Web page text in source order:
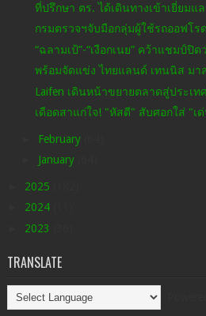
ที่ปรึกษา ตร. ได้เดินทางเข้าเยี่ยมแ
กรมตรวจฯจับมือกลุ่มผู้ใช้รถออฟโร
“ฉลามเป้”-“เงือกเนย” คว้าแชมป์ปิ
พร้อมจัดแข่ง ไทยแลนด์ เทนนิส มา
Laifen เดินหน้าขยายตลาดสู่ประเท
เดือดสาแก่ใจ! "หัสดี" สับศอกใส่ "เ
February
January
2025
2024
2023
TRANSLATE